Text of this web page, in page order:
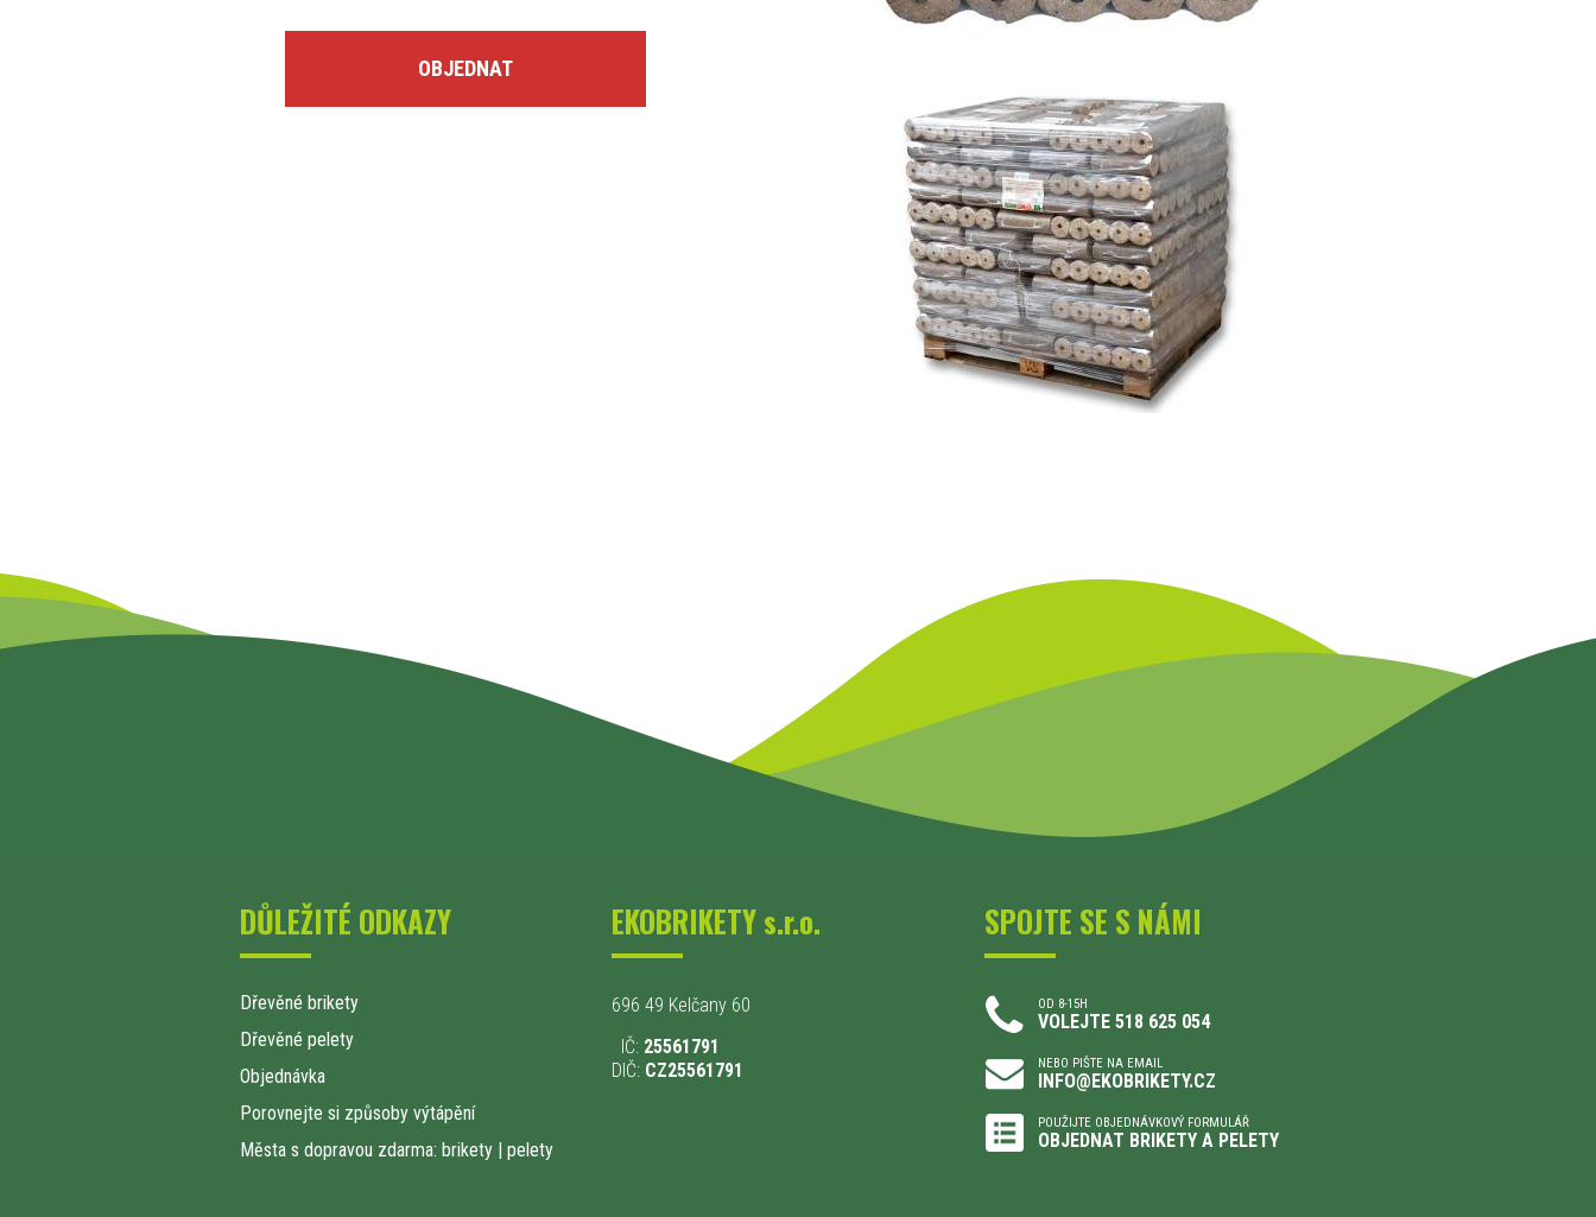
OBJEDNAT
DŮLEŽITÉ ODKAZY
Dřevěné brikety
Dřevěné pelety
Objednávka
Porovnejte si způsoby výtápění
Města s dopravou zdarma: brikety | pelety
EKOBRIKETY s.r.o.
696 49 Kelčany 60
IČ: 25561791
DIČ: CZ25561791
SPOJTE SE S NÁMI
OD 8-15H
VOLEJTE 518 625 054
NEBO PIŠTE NA EMAIL
INFO@EKOBRIKETY.CZ
POUŽIJTE OBJEDNÁVKOVÝ FORMULÁŘ
OBJEDNAT BRIKETY A PELETY